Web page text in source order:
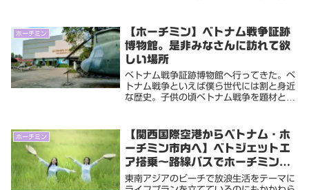
ら過剰に請求することで合って、あらかじ
め提示される...
ホーチミン
【ホーチミン】ベトナム戦争証跡
博物館。是非みなさんに訪れて欲
しい場所
ベトナム戦争証跡博物館へ行ってきた。ベ
トナム戦争といえば僕ら世代には割と身近
な歴史。子供の頃ベトナム戦争を題材とし
考えると僕らが産まれる少し前の戦争だか
らあの当時ベ...
ホーチミン
【関西国際空港からベトナム・ホ
ーチミン市内へ】ベトジェットエ
ア搭乗～路線バスでホーチミン市
内まで
東南アジアのビーチで放浪生活をテーマに